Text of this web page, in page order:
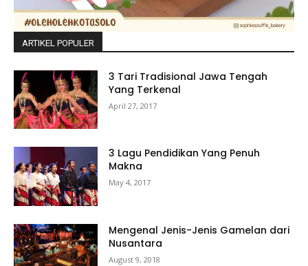
ARTIKEL POPULER
3 Tari Tradisional Jawa Tengah
Yang Terkenal
April 27, 2017
3 Lagu Pendidikan Yang Penuh
Makna
May 4, 2017
Mengenal Jenis-Jenis Gamelan dari
Nusantara
August 9, 2018